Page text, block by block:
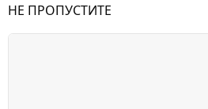
НЕ ПРОПУСТИТЕ